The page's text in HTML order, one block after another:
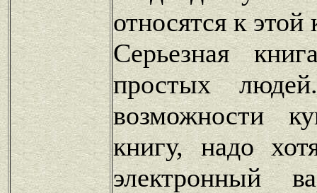
относятся к этой
Серьезная
простых
возможности
книгу, надо
электронный